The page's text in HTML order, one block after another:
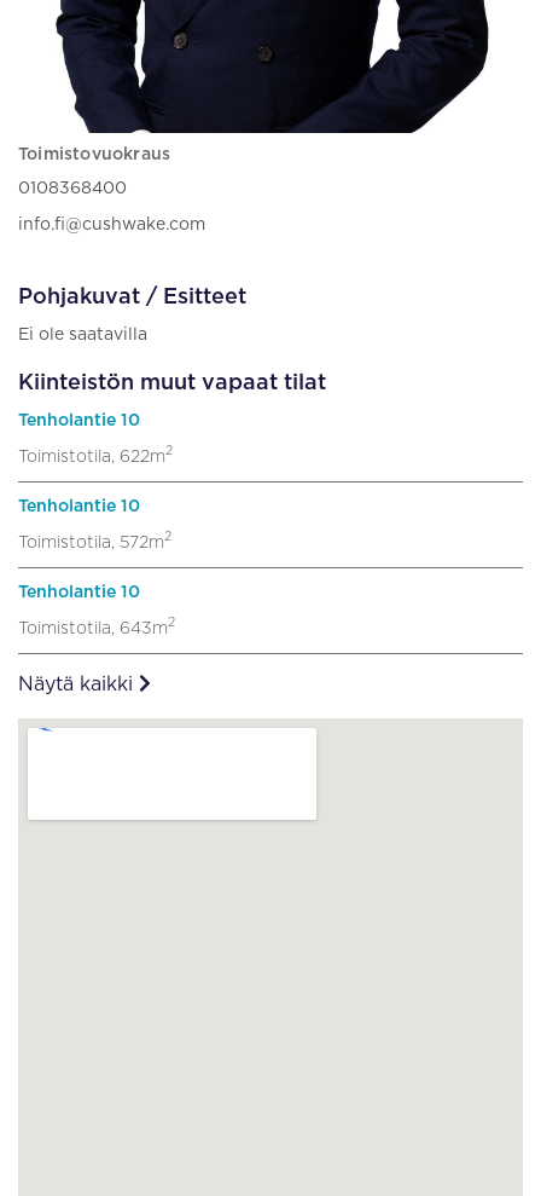
Toimistovuokraus
0108368400
info.fi@cushwake.com
Pohjakuvat / Esitteet
Ei ole saatavilla
Kiinteistön muut vapaat tilat
Tenholantie 10
Toimistotila, 622m2
Tenholantie 10
Toimistotila, 572m2
Tenholantie 10
Toimistotila, 643m2
Näytä kaikki